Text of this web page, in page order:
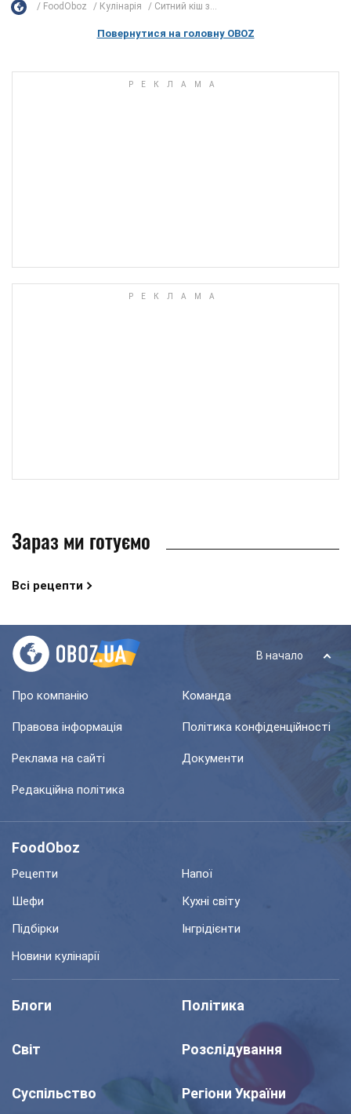
FoodOboz Кулінарія Ситний кіш з...
Повернутися на головну OBOZ
Зараз ми готуємо
Всі рецепти
В начало
Про компанію Команда
Правова інформація Політика конфіденційності
Реклама на сайті Документи
Редакційна політика
FoodOboz
Рецепти
Напої
Шефи
Кухні світу
Підбірки
Інгрідієнти
Новини кулінарії
Блоги Політика
Світ Розслідування
Суспільство Регіони України